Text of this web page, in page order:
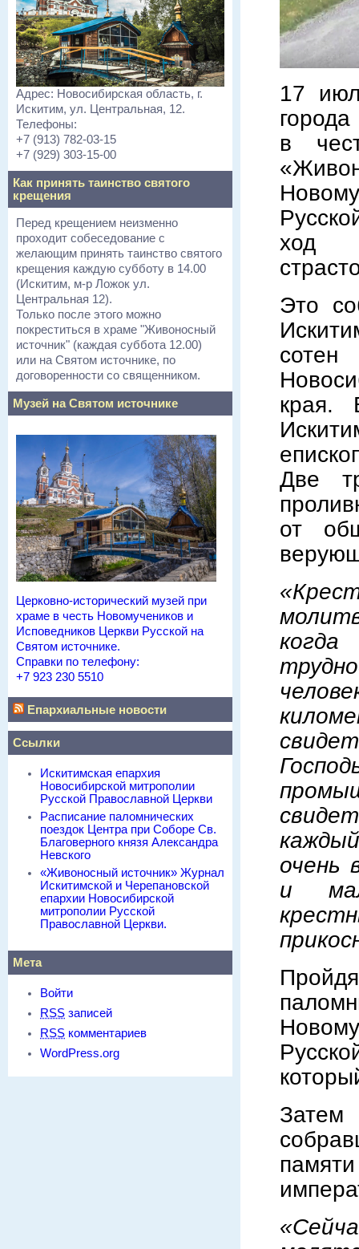
Адрес: Новосибирская область, г.
Искитим, ул. Центральная, 12.
Телефоны:
+7 (913) 782-03-15
+7 (929) 303-15-00
Как принять таинство святого
крещения
Перед крещением неизменно
проходит собеседование с
желающим принять таинство святого
крещения каждую субботу в 14.00
(Искитим, м-р Ложок ул.
Центральная 12).
Только после этого можно
покреститься в храме "Живоносный
источник" (каждая суббота 12.00)
или на Святом источнике, по
договоренности со священником.
Музей на Святом источнике
Церковно-исторический музей при
храме в честь Новомучеников и
Исповедников Церкви Русской на
Святом источнике.
Справки по телефону:
+7 923 230 5510
Епархиальные новости
Ссылки
Искитимская епархия
Новосибирской митрополии
Русской Православной Церкви
Расписание паломнических
поездок Центра при Соборе Св.
Благоверного князя Александра
Невского
«Живоносный источник» Журнал
Искитимской и Черепановской
епархии Новосибирской
митрополии Русской
Православной Церкви.
Мета
Войти
RSS записей
RSS комментариев
WordPress.org
17
в
ход
Это
края.
Две
от
очень
и